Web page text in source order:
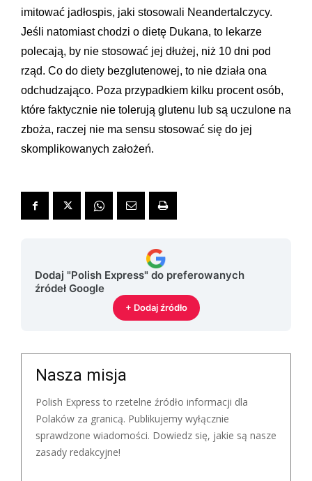
imitować jadłospis, jaki stosowali Neandertalczycy.
Jeśli natomiast chodzi o dietę Dukana, to lekarze
polecają, by nie stosować jej dłużej, niż 10 dni pod
rząd. Co do diety bezglutenowej, to nie działa ona
odchudzająco. Poza przypadkiem kilku procent osób,
które faktycznie nie tolerują glutenu lub są uczulone na
zboża, raczej nie ma sensu stosować się do jej
skomplikowanych założeń.
Dodaj "Polish Express" do preferowanych
źródeł Google
+ Dodaj źródło
Nasza misja
Polish Express to rzetelne źródło informacji dla
Polaków za granicą. Publikujemy wyłącznie
sprawdzone wiadomości. Dowiedz się, jakie są nasze
zasady redakcyjne!